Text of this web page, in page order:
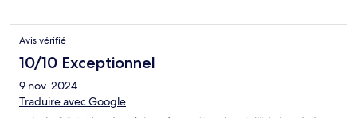
Avis vérifié
10/10 Exceptionnel
9 nov. 2024
Traduire avec Google